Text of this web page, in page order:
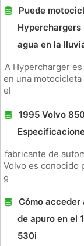
Puede
Hyperchargers
agua en la
A Hypercharger
en una
el
1995 Volvo
fabricante de
Volvo es conocido
g
Cómo acceder
de apuro en el
530i